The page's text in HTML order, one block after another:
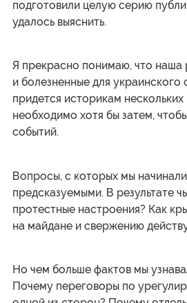
подготовили целую серию
удалось выяснить.
Я прекрасно понимаю, что наша
и болезненные для
придется историкам
необходимо хотя бы затем,
событий.
Вопросы, с которых мы
предсказуемыми. В результате
протестные настроения? Как
на майдане и свержению
Но чем больше фактов мы
Почему переговоры по